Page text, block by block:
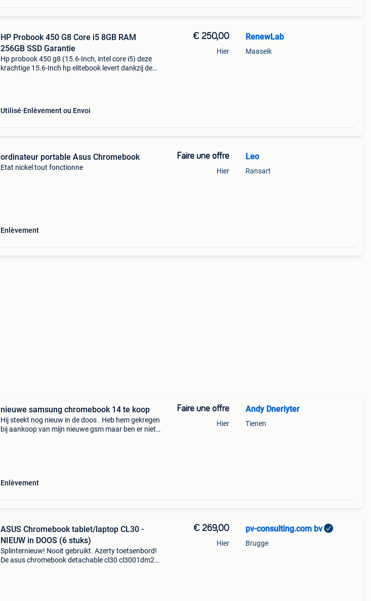
HP Probook 450 G8 Core i5 8GB RAM
256GB SSD Garantie
Hp probook 450 g8 (15.6-Inch, intel core i5) deze
krachtige 15.6-Inch hp elitebook levert dankzij de
Utilisé Enlèvement ou Envoi
€ 250,00
Hier
RenewLab
Maaseik
ordinateur portable Asus Chromebook
Etat nickel tout fonctionne
Enlèvement
Faire une offre
Hier
Leo
Ransart
nieuwe samsung chromebook 14 te koop
Hij steekt nog nieuw in de doos . Heb hem gekregen
bij aankoop van mijn nieuwe gsm maar ben er niets
Enlèvement
Faire une offre
Hier
Andy Dneriyter
Tienen
ASUS Chromebook tablet/laptop CL30 -
NIEUW in DOOS (6 stuks)
Splinternieuw! Nooit gebruikt. Azerty toetsenbord!
De asus chromebook detachable cl30 cl3001dm2a
€ 269,00
Hier
pv-consulting.com bv
Brugge